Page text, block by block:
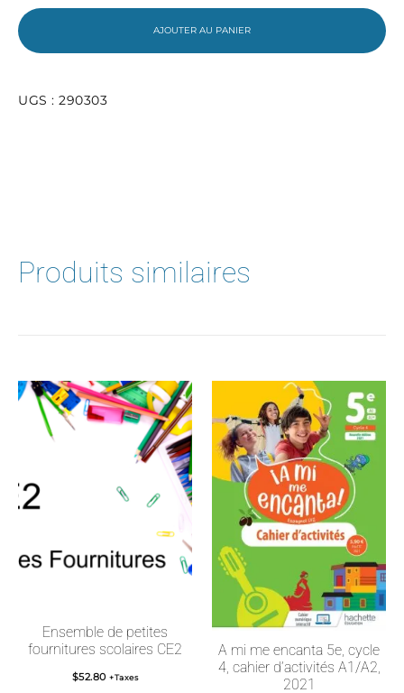
petites
fournitures
1re
AJOUTER AU PANIER
UGS : 290303
Produits similaires
Ensemble de petites
fournitures scolaires CE2
$52.80 +Taxes
A mi me encanta 5e, cycle
4, cahier d’activités A1/A2,
2021